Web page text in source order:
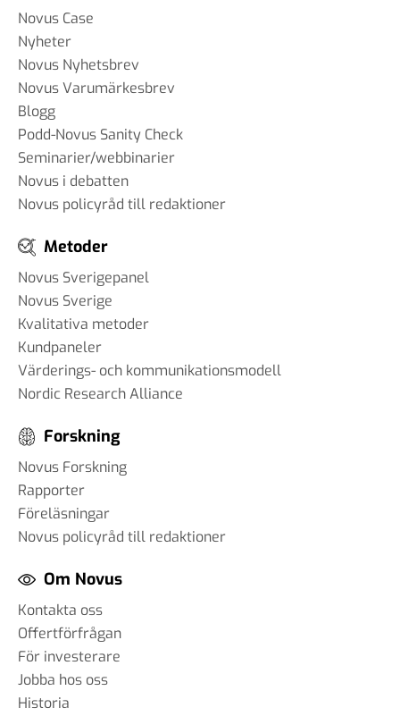
Novus Case
Nyheter
Novus Nyhetsbrev
Novus Varumärkesbrev
Blogg
Podd-Novus Sanity Check
Seminarier/webbinarier
Novus i debatten
Novus policyråd till redaktioner
Metoder
Novus Sverigepanel
Novus Sverige
Kvalitativa metoder
Kundpaneler
Värderings- och kommunikationsmodell
Nordic Research Alliance
Forskning
Novus Forskning
Rapporter
Föreläsningar
Novus policyråd till redaktioner
Om Novus
Kontakta oss
Offertförfrågan
För investerare
Jobba hos oss
Historia